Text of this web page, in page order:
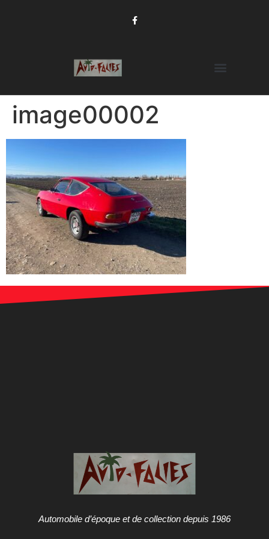
image00002
Automobile d’époque et de collection depuis 1986